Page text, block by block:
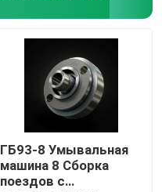
ГБ93-8 Умывальная
машина 8 Сборка
поездов с